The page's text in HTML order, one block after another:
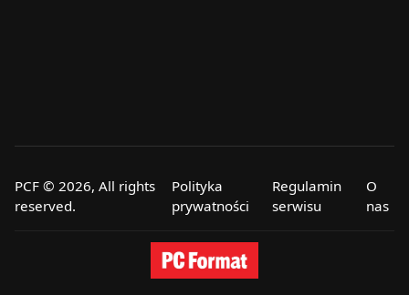
PCF © 2026, All rights
reserved.
Polityka
prywatności
Regulamin
serwisu
O
nas